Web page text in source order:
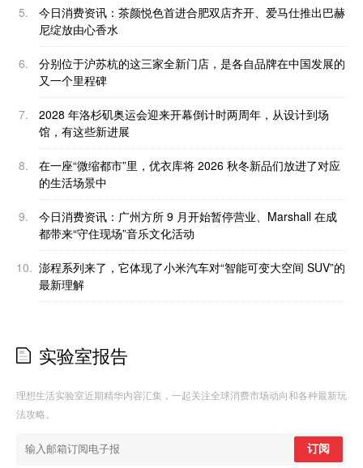
5.
今日消费资讯：茶颜悦色首进合肥双店齐开、爱马仕推出巴赫
尼绽放由心香水
6.
分别位于沪苏杭的这三家全新门店，是各自品牌在中国发展的
又一个里程碑
7.
2028 年洛杉矶奥运会迎来开幕倒计时两周年，从设计到场
馆，有这些新进展
8.
在一座“微缩都市”里，优衣库将 2026 秋冬新品们放进了对应
的生活场景中
9.
今日消费资讯：广州方所 9 月开始暂停营业、Marshall 在成
都带来“守住现场”音乐文化活动
10. 澎程系列来了，它体现了小米汽车对“智能可变大空间 SUV”的
最新理解
实验室报告
理想生活实验室近期精华内容汇集，一起关注全球消费市场动向和各种最新玩
法攻略。